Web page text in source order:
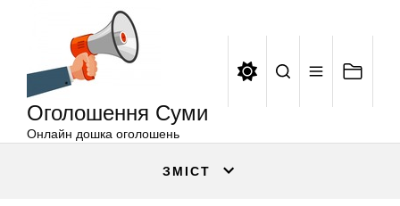
Оголошення Суми
Онлайн дошка оголошень
ЗМІСТ